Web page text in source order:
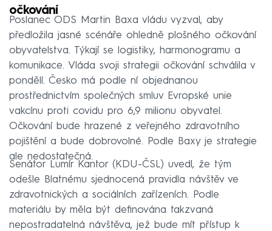
očkování
Poslanec ODS Martin Baxa vládu vyzval, aby
předložila jasné scénáře ohledně plošného očkování
obyvatelstva. Týkají se logistiky, harmonogramu a
komunikace. Vláda svoji strategii očkování schválila v
pondělí. Česko má podle ní objednanou
prostřednictvím společných smluv Evropské unie
vakcínu proti covidu pro 6,9 milionu obyvatel.
Očkování bude hrazené z veřejného zdravotního
pojištění a bude dobrovolné. Podle Baxy je strategie
ale nedostatečná.
Senátor Lumír Kantor (KDU-ČSL) uvedl, že tým
odešle Blatnému sjednocená pravidla návštěv ve
zdravotnických a sociálních zařízeních. Podle
materiálu by měla být definována takzvaná
nepostradatelná návštěva, jež bude mít přístup k